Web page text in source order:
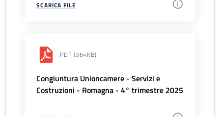
SCARICA FILE
PDF (364KB)
Congiuntura Unioncamere - Servizi e
Costruzioni - Romagna - 4° trimestre 2025